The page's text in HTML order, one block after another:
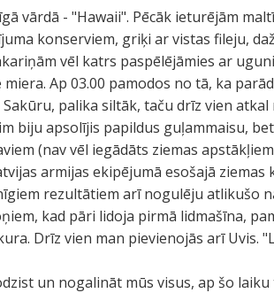
vārdā - "Hawaii". Pēcāk ieturējām
konserviem, griķi ar vistas fileju,
vēl katrs paspēlējāmies ar
Ap 03.00 pamodos no tā, ka
palika siltāk, taču drīz vien atkal
biju apsolījis papildus guļammaisu,
(nav vēl iegādāts ziemas
armijas ekipējumā esošajā ziemas
rezultātiem arī nogulēju atlikušo
kad pāri lidoja pirmā lidmašīna,
Drīz vien man pievienojās arī Uvis.
un nogalināt mūs visus, ap šo laiku